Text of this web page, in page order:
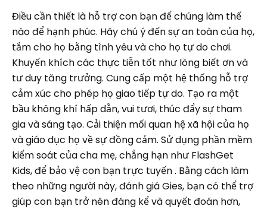
Điều cần thiết là hỗ trợ con bạn để chúng làm thế
nào để hạnh phúc. Hãy chú ý đến sự an toàn của họ,
tắm cho họ bằng tình yêu và cho họ tự do chơi.
Khuyến khích các thực tiễn tốt như lòng biết ơn và
tư duy tăng trưởng. Cung cấp một hệ thống hỗ trợ
cảm xúc cho phép họ giao tiếp tự do. Tạo ra một
bầu không khí hấp dẫn, vui tươi, thúc đẩy sự tham
gia và sáng tạo. Cải thiện mối quan hệ xã hội của họ
và giáo dục họ về sự đồng cảm. Sử dụng phần mềm
kiểm soát của cha mẹ, chẳng hạn như FlashGet
Kids, để bảo vệ con bạn trực tuyến . Bằng cách làm
theo những người này, đánh giá Gies, bạn có thể trợ
giúp con bạn trở nên đáng kể và quyết đoán hơn,